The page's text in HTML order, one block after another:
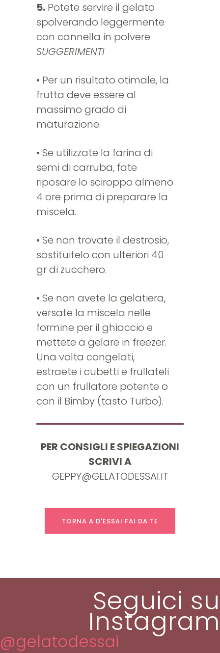
5. Potete servire il gelato
spolverando leggermente
con cannella in polvere
SUGGERIMENTI
• Per un risultato otimale, la
frutta deve essere al
massimo grado di
maturazione.
• Se utilizzate la farina di
semi di carruba, fate
riposare lo sciroppo almeno
4 ore prima di preparare la
miscela.
• Se non trovate il destrosio,
sostituitelo con ulteriori 40
gr di zucchero.
• Se non avete la gelatiera,
versate la miscela nelle
formine per il ghiaccio e
mettete a gelare in freezer.
Una volta congelati,
estraete i cubetti e frullateli
con un frullatore potente o
con il Bimby (tasto Turbo).
PER CONSIGLI E SPIEGAZIONI
SCRIVI A
GEPPY@GELATODESSAI.IT
TORNA A D'ESSAI FAI DA TE
Seguici su
Instagram
@gelatodessai